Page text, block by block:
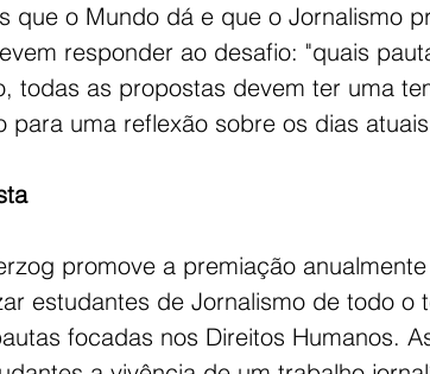
que o Mundo dá e que o Jornalismo
responder ao desafio: "quais
todas as propostas devem ter uma
para uma reflexão sobre os dias
promove a premiação
estudantes de Jornalismo de todo o
focadas nos Direitos Humanos.